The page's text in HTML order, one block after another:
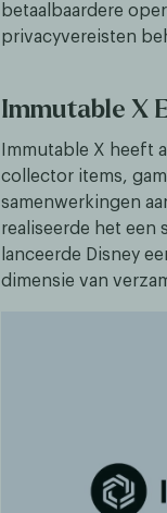
betaalbaardere
privacyvereisten
Immutable X
Immutable X heeft
collector items,
samenwerkingen
realiseerde het een
lanceerde Disney
dimensie van